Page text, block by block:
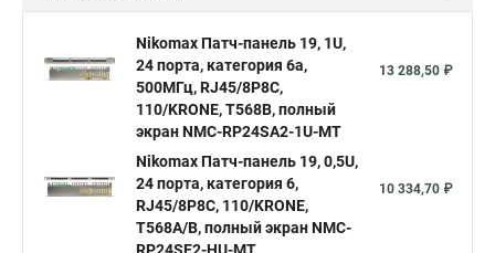
Nikomax Патч-панель 19, 1U,
24 порта, категория 6a,
500МГц, RJ45/8P8C,
110/KRONE, T568B, полный
экран NMC-RP24SA2-1U-MT
13 288,50 ₽
Nikomax Патч-панель 19, 0,5U,
24 порта, категория 6,
RJ45/8P8C, 110/KRONE,
T568A/B, полный экран NMC-
10 334,70 ₽